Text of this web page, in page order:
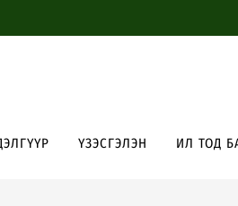
ҮЗЭСГЭЛЭН ИЛ ТОД